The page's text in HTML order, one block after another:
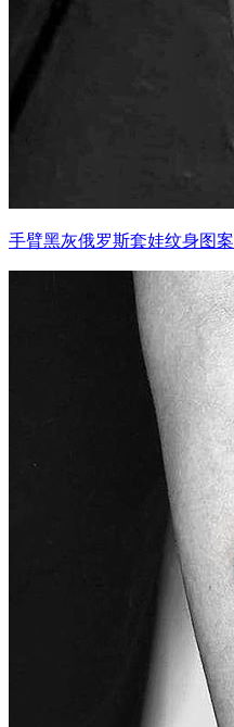
手臂黑灰俄罗斯套娃纹身图案